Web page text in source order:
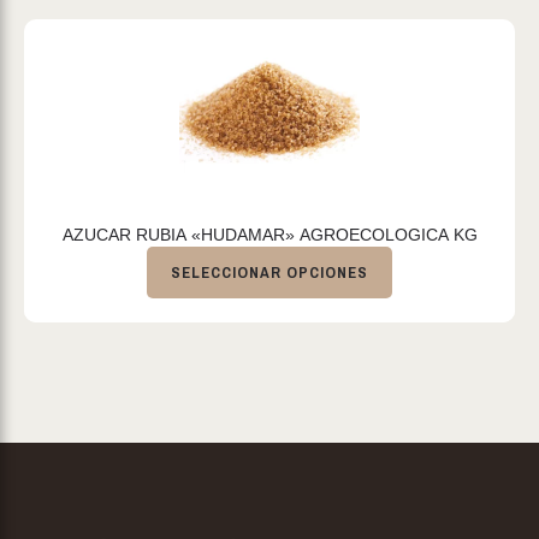
AZUCAR RUBIA «HUDAMAR» AGROECOLOGICA KG
SELECCIONAR OPCIONES